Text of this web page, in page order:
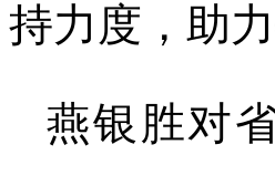
持力度，助
燕银胜对